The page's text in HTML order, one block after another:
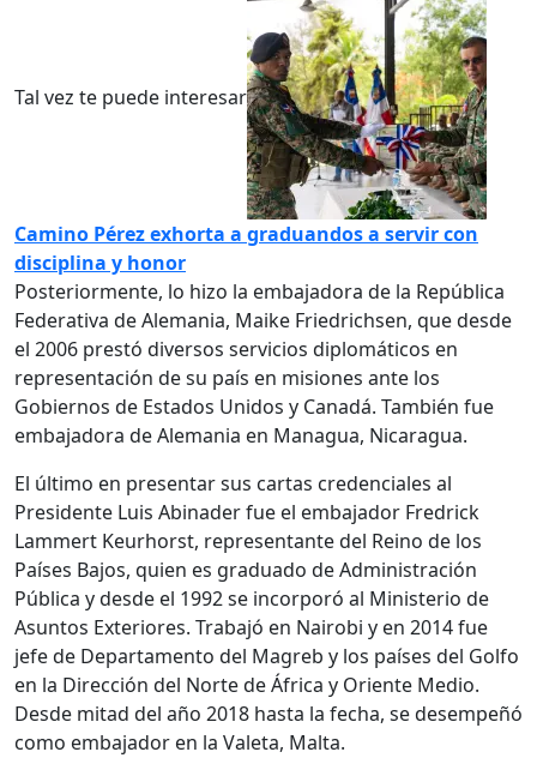
Tal vez te puede interesar
Camino Pérez exhorta a graduandos a servir con
disciplina y honor
Posteriormente, lo hizo la embajadora de la República
Federativa de Alemania, Maike Friedrichsen, que desde
el 2006 prestó diversos servicios diplomáticos en
representación de su país en misiones ante los
Gobiernos de Estados Unidos y Canadá. También fue
embajadora de Alemania en Managua, Nicaragua.
El último en presentar sus cartas credenciales al
Presidente Luis Abinader fue el embajador Fredrick
Lammert Keurhorst, representante del Reino de los
Países Bajos, quien es graduado de Administración
Pública y desde el 1992 se incorporó al Ministerio de
Asuntos Exteriores. Trabajó en Nairobi y en 2014 fue
jefe de Departamento del Magreb y los países del Golfo
en la Dirección del Norte de África y Oriente Medio.
Desde mitad del año 2018 hasta la fecha, se desempeñó
como embajador en la Valeta, Malta.